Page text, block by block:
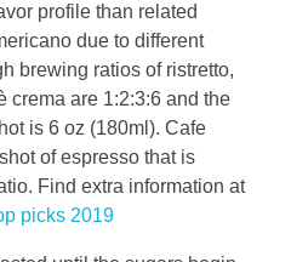
profile than related
due to different
brewing ratios of ristretto,
crema are 1:2:3:6 and the
is 6 oz (180ml). Cafe
of espresso that is
Find extra information at
picks 2019